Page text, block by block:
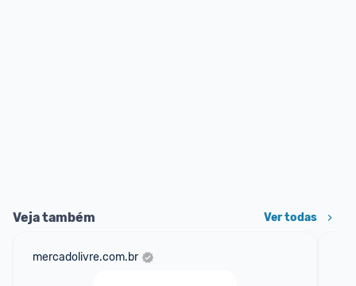
Veja também Ver todas
mercadolivre.com.br